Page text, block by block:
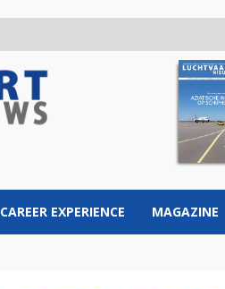
CAREER EXPERIENCE MAGAZINE